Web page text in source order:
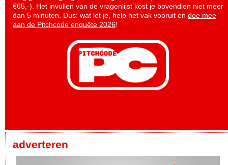
€65,-). Het invullen van de vragenlijst kost je bovendien niet meer
dan 5 minuten. Dus: wat let je, help het vak vooruit en doe mee
aan de Pitchcode enquête 2026!
adverteren